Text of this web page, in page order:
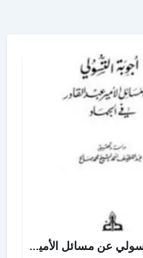
أجوبة التسولي عن مسائل الأمير عبد القادر في الجهاد